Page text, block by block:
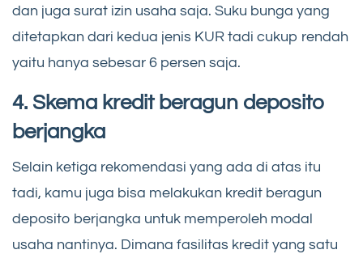
dan juga surat izin usaha saja. Suku bunga yang
ditetapkan dari kedua jenis KUR tadi cukup rendah
yaitu hanya sebesar 6 persen saja.
4. Skema kredit beragun deposito
berjangka
Selain ketiga rekomendasi yang ada di atas itu
tadi, kamu juga bisa melakukan kredit beragun
deposito berjangka untuk memperoleh modal
usaha nantinya. Dimana fasilitas kredit yang satu